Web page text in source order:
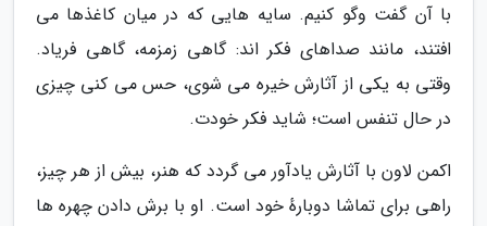
با آن گفت وگو کنیم. سایه هایی که در میان کاغذها می
افتند، مانند صداهای فکر اند: گاهی زمزمه، گاهی فریاد.
وقتی به یکی از آثارش خیره می شوی، حس می کنی چیزی
در حال تنفس است؛ شاید فکر خودت.
اکمن لاون با آثارش یادآور می گردد که هنر، بیش از هر چیز،
راهی برای تماشا دوبارهٔ خود است. او با برش دادن چهره ها